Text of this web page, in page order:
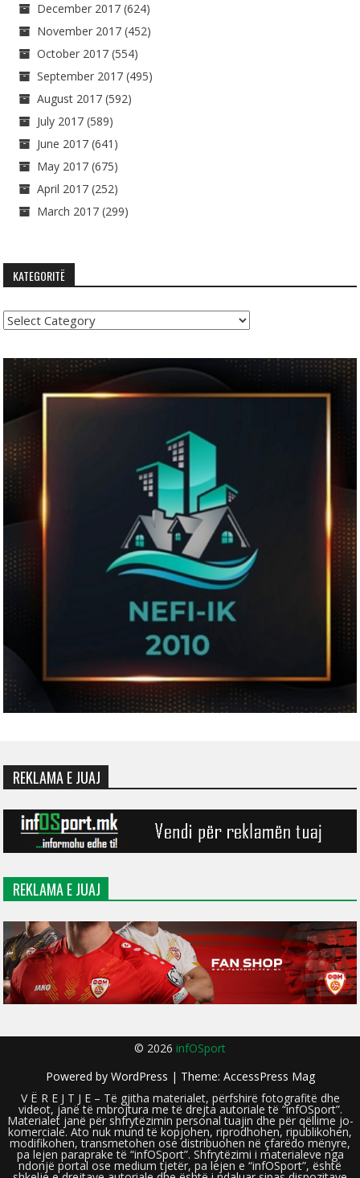
December 2017 (624)
November 2017 (452)
October 2017 (554)
September 2017 (495)
August 2017 (592)
July 2017 (589)
June 2017 (641)
May 2017 (675)
April 2017 (252)
March 2017 (299)
KATEGORITË
Kategoritë
REKLAMA E JUAJ
REKLAMA E JUAJ
© 2026 infOSport
Powered by WordPress | Theme: AccessPress Mag
V Ë R E J T J E – Të gjitha materialet, përfshirë fotografitë dhe
videot, janë të mbrojtura me të drejta autoriale të “infOSport”.
Materialet janë për shfrytëzimin personal tuajin dhe për qëllime jo-
komerciale. Ato nuk mund të kopjohen, riprodhohen, ripublikohen,
modifikohen, transmetohen ose distribuohen në çfarëdo mënyre,
pa lejen paraprake të “infOSport”. Shfrytëzimi i materialeve nga
ndonjë portal ose medium tjetër, pa lejen e “infOSport”, është